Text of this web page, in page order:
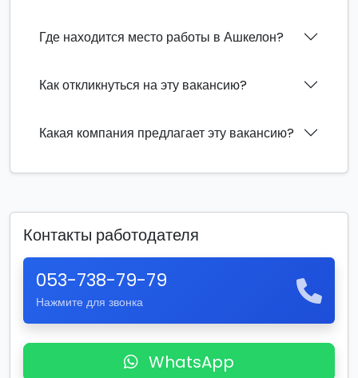
Где находится место работы в Ашкелон?
Как откликнуться на эту вакансию?
Какая компания предлагает эту вакансию?
Контакты работодателя
053-738-79-79
Нажмите для звонка
WhatsApp